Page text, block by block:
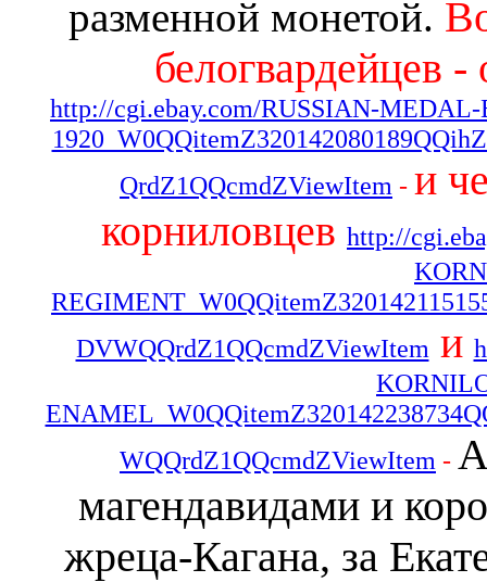
разменной монетой.
белогвардейцев
http://cgi.ebay.com/RUSSIAN-
QrdZ1QQcmdZViewItem - и
корниловцев http://
DVWQQrdZ1QQcmdZViewItemи
WQQrdZ1QQcmdZViewItem -
магендавидами и
жреца-Кагана, за